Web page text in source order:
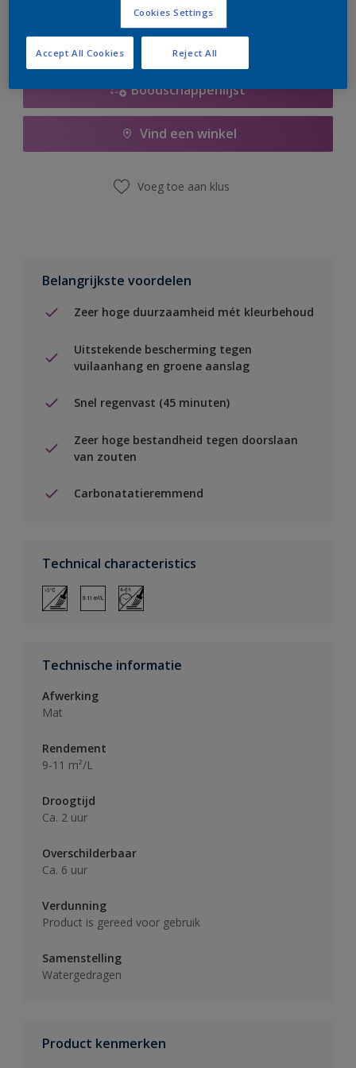
Boodschappenlijst
Vind een winkel
Voeg toe aan klus
Belangrijkste voordelen
Zeer hoge duurzaamheid mét kleurbehoud
Uitstekende bescherming tegen
vuilaanhang en groene aanslag
Snel regenvast (45 minuten)
Zeer hoge bestandheid tegen doorslaan
van zouten
Carbonatatieremmend
Technical characteristics
Technische informatie
Afwerking
Mat
Rendement
9-11 m²/L
Droogtijd
Ca. 2 uur
Overschilderbaar
Ca. 6 uur
Verdunning
Product is gereed voor gebruik
Samenstelling
Watergedragen
Product kenmerken
Cookies Settings
Reject All
Accept All Cookies